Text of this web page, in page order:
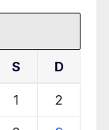
S D
1 2